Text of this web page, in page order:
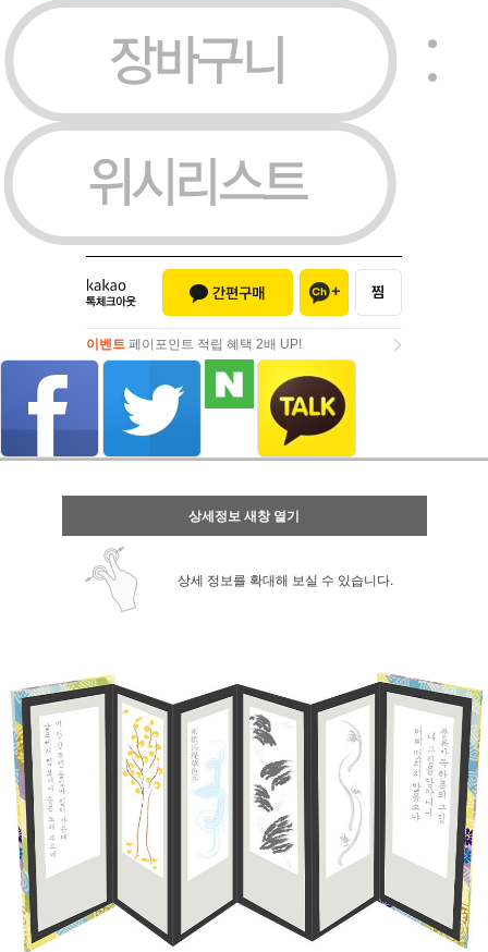
이벤트 페이포인트 적립 혜택 2배 UP!
페이포인트 적립 혜택 2배 UP!
상세정보 새창 열기
상세 정보를 확대해 보실 수 있습니다.